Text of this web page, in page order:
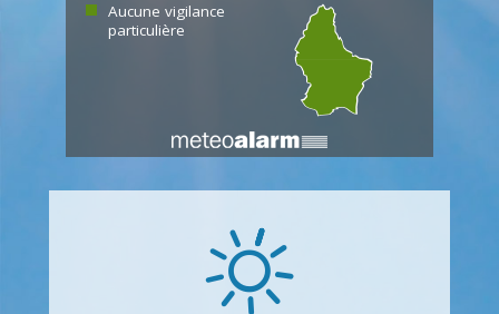
Aucune vigilance
particulière